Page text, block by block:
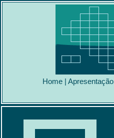
Home | Apresentação